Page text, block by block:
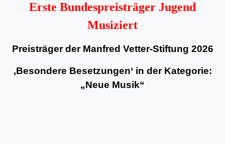
Erste Bundespreisträger Jugend
Musiziert
Preisträger der Manfred Vetter-Stiftung 2026
‚Besondere Besetzungen‘ in der Kategorie:
„Neue Musik“